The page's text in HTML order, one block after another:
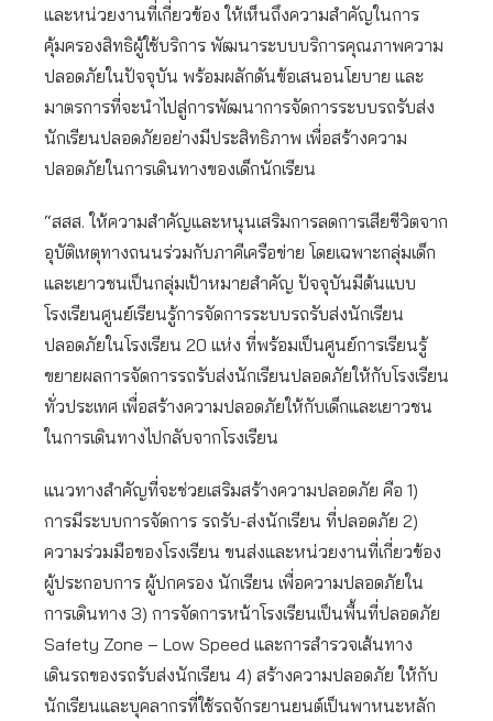
และหน่วยงานที่เกี่ยวข้อง ให้เห็นถึงความสำคัญในการ
คุ้มครองสิทธิผู้ใช้บริการ พัฒนาระบบบริการคุณภาพความ
ปลอดภัยในปัจจุบัน พร้อมผลักดันข้อเสนอนโยบาย และ
มาตรการที่จะนำไปสู่การพัฒนาการจัดการระบบรถรับส่ง
นักเรียนปลอดภัยอย่างมีประสิทธิภาพ เพื่อสร้างความ
ปลอดภัยในการเดินทางของเด็กนักเรียน
“สสส. ให้ความสำคัญและหนุนเสริมการลดการเสียชีวิตจาก
อุบัติเหตุทางถนนร่วมกับภาคีเครือข่าย โดยเฉพาะกลุ่มเด็ก
และเยาวชนเป็นกลุ่มเป้าหมายสำคัญ ปัจจุบันมีต้นแบบ
โรงเรียนศูนย์เรียนรู้การจัดการระบบรถรับส่งนักเรียน
ปลอดภัยในโรงเรียน 20 แห่ง ที่พร้อมเป็นศูนย์การเรียนรู้
ขยายผลการจัดการรถรับส่งนักเรียนปลอดภัยให้กับโรงเรียน
ทั่วประเทศ เพื่อสร้างความปลอดภัยให้กับเด็กและเยาวชน
ในการเดินทางไปกลับจากโรงเรียน
แนวทางสำคัญที่จะช่วยเสริมสร้างความปลอดภัย คือ 1)
การมีระบบการจัดการ รถรับ-ส่งนักเรียน ที่ปลอดภัย 2)
ความร่วมมือของโรงเรียน ขนส่งและหน่วยงานที่เกี่ยวข้อง
ผู้ประกอบการ ผู้ปกครอง นักเรียน เพื่อความปลอดภัยใน
การเดินทาง 3) การจัดการหน้าโรงเรียนเป็นพื้นที่ปลอดภัย
Safety Zone – Low Speed และการสำรวจเส้นทาง
เดินรถของรถรับส่งนักเรียน 4) สร้างความปลอดภัย ให้กับ
นักเรียนและบุคลากรที่ใช้รถจักรยานยนต์เป็นพาหนะหลัก